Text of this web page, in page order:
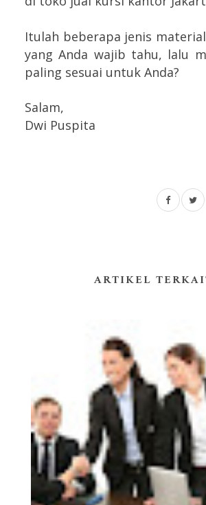
Itulah beberapa jenis
yang Anda wajib tahu, lalu
paling sesuai untuk Anda?
Salam,
Dwi Puspita
ARTIKEL